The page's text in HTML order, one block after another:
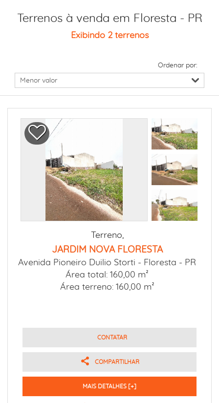
Terrenos à venda em Floresta - PR
Exibindo 2 terrenos
Ordenar por:
Terreno,
JARDIM NOVA FLORESTA
Avenida Pioneiro Duilio Storti - Floresta - PR
Área total: 160,00 m²
Área terreno: 160,00 m²
CONTATAR
COMPARTILHAR
MAIS DETALHES [+]